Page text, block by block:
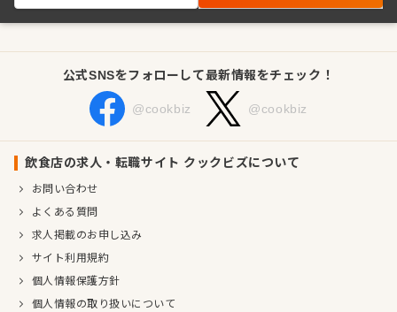
公式SNSをフォローして最新情報をチェック！
@cookbiz @cookbiz
飲食店の求人・転職サイト クックビズについて
お問い合わせ
よくある質問
求人掲載のお申し込み
サイト利用規約
個人情報保護方針
個人情報の取り扱いについて